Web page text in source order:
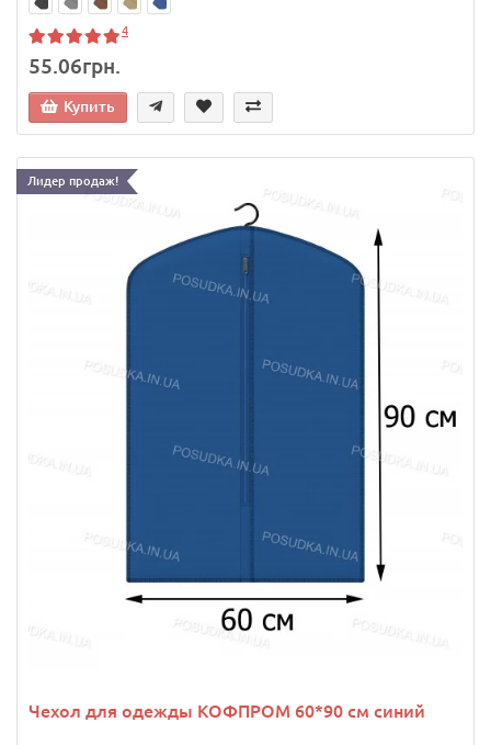
4
55.06грн.
Купить
Лидер продаж!
Чехол для одежды КОФПРОМ 60*90 см синий